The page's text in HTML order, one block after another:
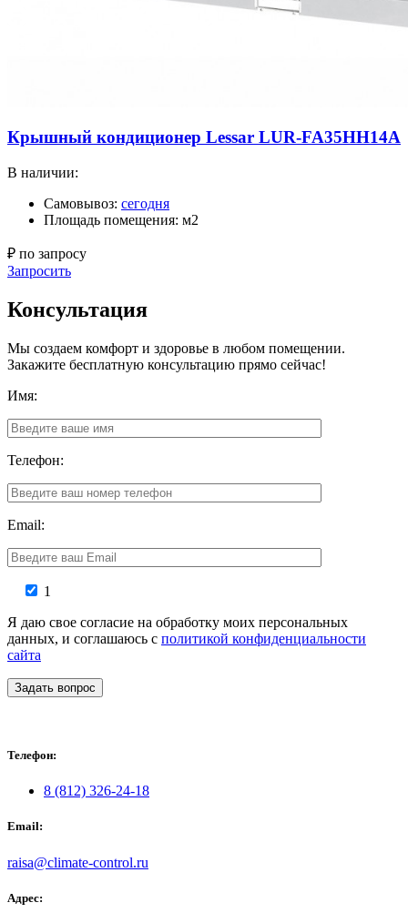
Крышный кондиционер Lessar LUR-FA35HH14A
В наличии:
Самовывоз: сегодня
Площадь помещения: м2
₽ по запросу
Запросить
Консультация
Мы создаем комфорт и здоровье в любом помещении.
Закажите бесплатную консультацию прямо сейчас!
Имя:
Телефон:
Email:
1
Я даю свое согласие на обработку моих персональных
данных, и соглашаюсь с политикой конфиденциальности
сайта
Задать вопрос
Телефон:
8 (812) 326-24-18
Email:
raisa@climate-control.ru
Адрес: